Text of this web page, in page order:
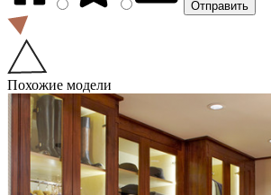
Похожие модели